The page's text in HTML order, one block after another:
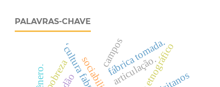
PALAVRAS-CHAVE
fábrica tomada.
‘cultura fabril’ articulação.
campos
pobreza
gênero.